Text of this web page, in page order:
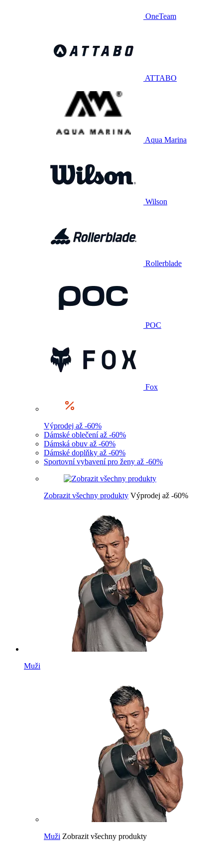
OneTeam
ATTABO
Aqua Marina
Wilson
Rollerblade
POC
Fox
Výprodej až -60%
Dámské oblečení až -60%
Dámská obuv až -60%
Dámské doplňky až -60%
Sportovní vybavení pro ženy až -60%
Zobrazit všechny produkty Výprodej až -60%
Muži
Muži Zobrazit všechny produkty